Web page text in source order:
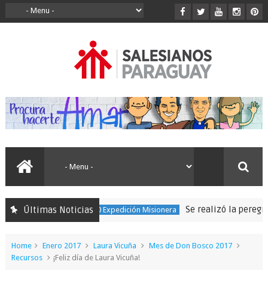
Últimas Noticias150 Expedición Misionera Se realizó la
Home Enero 2017 Laura Vicuña
Mes de Don Bosco 2017
Recursos
¡Feliz día de Laura Vicuña!